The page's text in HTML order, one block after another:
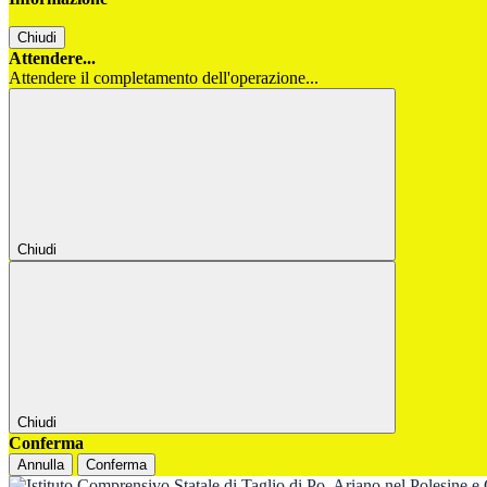
Chiudi
Attendere...
Attendere il completamento dell'operazione...
Chiudi
Chiudi
Conferma
Annulla Conferma